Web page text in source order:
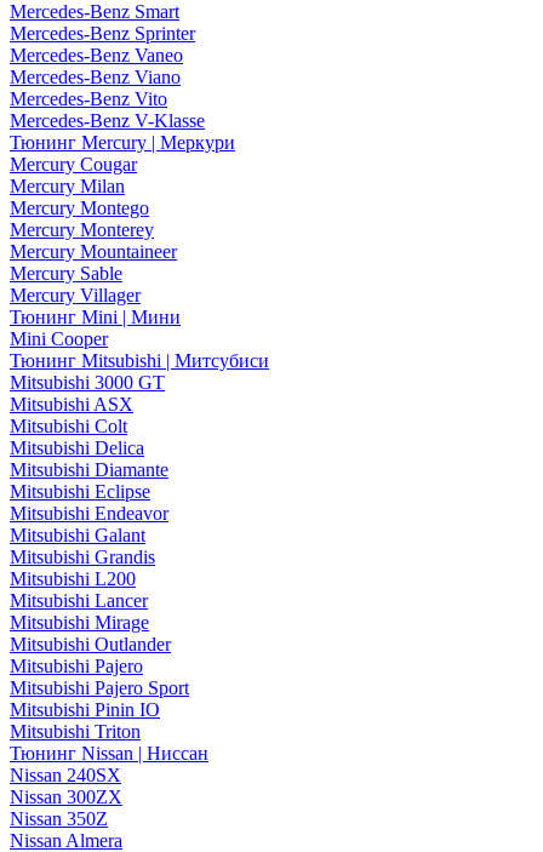
Mercedes-Benz Smart
Mercedes-Benz Sprinter
Mercedes-Benz Vaneo
Mercedes-Benz Viano
Mercedes-Benz Vito
Mercedes-Benz V-Klasse
Тюнинг Mercury | Меркури
Mercury Cougar
Mercury Milan
Mercury Montego
Mercury Monterey
Mercury Mountaineer
Mercury Sable
Mercury Villager
Тюнинг Mini | Мини
Mini Cooper
Тюнинг Mitsubishi | Митсубиси
Mitsubishi 3000 GT
Mitsubishi ASX
Mitsubishi Colt
Mitsubishi Delica
Mitsubishi Diamante
Mitsubishi Eclipse
Mitsubishi Endeavor
Mitsubishi Galant
Mitsubishi Grandis
Mitsubishi L200
Mitsubishi Lancer
Mitsubishi Mirage
Mitsubishi Outlander
Mitsubishi Pajero
Mitsubishi Pajero Sport
Mitsubishi Pinin IO
Mitsubishi Triton
Тюнинг Nissan | Ниссан
Nissan 240SX
Nissan 300ZX
Nissan 350Z
Nissan Almera